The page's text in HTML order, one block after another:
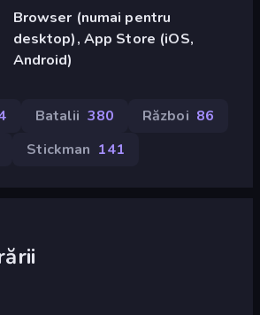
Browser (numai pentru
desktop), App Store (iOS,
Android)
Batalii 380 Război 86
Stickman 141